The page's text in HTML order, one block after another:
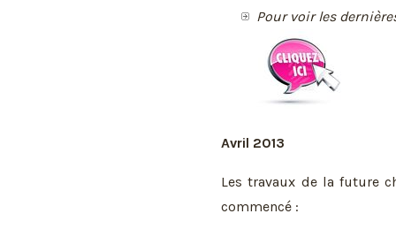
Pour voir les
Avril 2013
Les travaux de la future
commencé :